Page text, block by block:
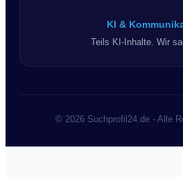
KI &
Teils KI-Inhalte. Wir
© 2026 Suchprofil24.de - Alle